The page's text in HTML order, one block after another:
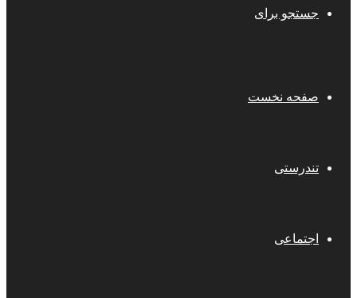
جستجو برای
صفحه نخست
تندرستی
اجتماعی